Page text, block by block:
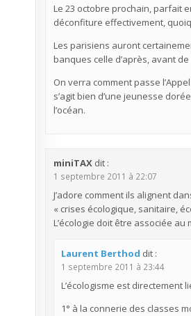
Le 23 octobre prochain, parfait
déconfiture effectivement,
Les parisiens auront
banques celle d’après, avant
On verra comment passe
s’agit bien d’une jeunesse
l’océan.
miniTAX dit :
1 septembre 2011 à 22:07
J’adore comment ils alignent
« crises écologique, sanitaire,
L’écologie doit être associée
Laurent Berthod dit :
1 septembre 2011 à 23:44
L’écologisme est directement
1° à la connerie des classes